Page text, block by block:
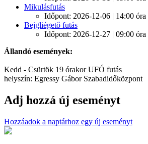
Mikulásfutás
Időpont: 2026-12-06 | 14:00 óra
Bejgliégető futás
Időpont: 2026-12-27 | 09:00 óra
Állandó események:
Kedd - Csürtök 19 órakor UFÓ futás
helyszín: Egressy Gábor Szabadidőközpont
Adj hozzá új eseményt
Hozzáadok a naptárhoz egy új eseményt